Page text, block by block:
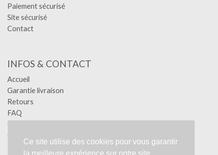
Paiement sécurisé
Site sécurisé
Contact
INFOS & CONTACT
Accueil
Garantie livraison
Retours
FAQ
Confidentialité
Conditions générales
Mentions légales
Ce site utilise des cookies pour vous garantir